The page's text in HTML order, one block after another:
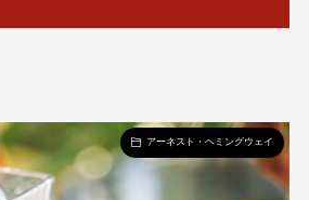
アーネスト・ヘミングウェイ